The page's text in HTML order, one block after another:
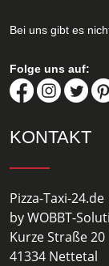
Bei uns gibt es
Folge uns auf:
KONTAKT
Pizza-Taxi-24.de
by WOBBT-
Kurze Straße 20
41334 Nettetal